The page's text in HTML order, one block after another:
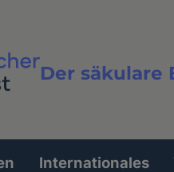
Der säkulare
Volltextsuche
Internationales